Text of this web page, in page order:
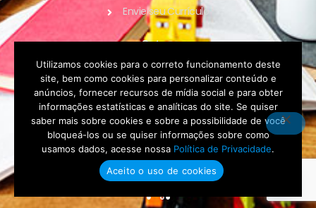
Envie seu Currículo
Outros
Blog
Contato
Política de Privacidade
DOAR
Utilizamos cookies para o correto funcionamento deste
site, bem como cookies para personalizar conteúdo e
anúncios, fornecer recursos de mídia social e para obter
informações estatísticas e analíticas do site. Se quiser
saber mais sobre cookies e sobre a possibilidade de você
bloqueá-los ou se quiser informações sobre como
usamos dados, acesse nossa Política de Privacidade.
Aceito o uso de cookies
Fale conosco